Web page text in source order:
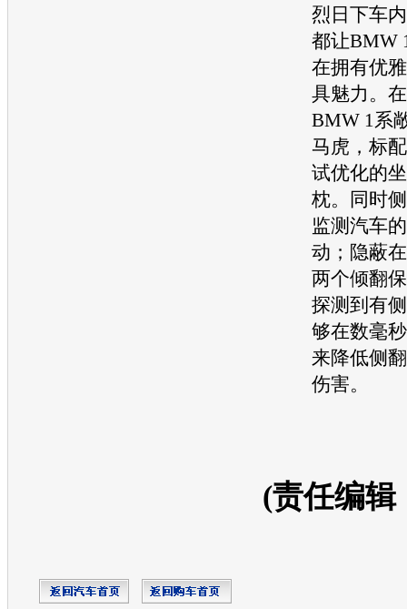
烈日下车
都让BMW
在拥有优雅
具魅力。
BMW 1 系
马虎，标
试优化的
枕。同时
监测汽车
动；隐蔽
两个倾翻
探测到有
够在数毫
来降低侧
伤害。
(责任编辑